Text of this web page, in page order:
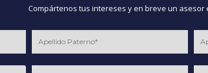
Compártenos tus intereses y en breve un